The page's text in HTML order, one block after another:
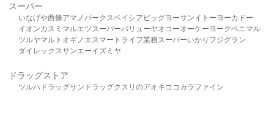
スーパー
いなげや西條アマノパークスベイシア ビッグヨーサンイトーヨーカドー
イオンカスミ マルエツスーパーバリューヤオコーオーケー ヨークベニマル
ツルヤマルト オギノ エスマート ライフ業務スーパーいかり フジグラン
ダイレックスサンエーイズミヤ
ドラッグストア
ツルハドラッグサンドラッグクスリのアオキ ココカラファイン